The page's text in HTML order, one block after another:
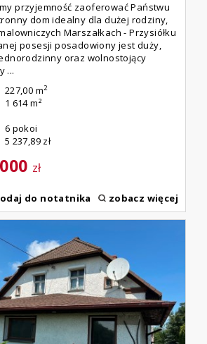
przyjemność zaoferować Państwu
dom idealny dla dużej rodziny,
Marszałkach - Przysiółku
posesji posadowiony jest duży,
oraz wolnostojący
...
227,00 m2
1 614 m²
6 pokoi
5 237,89 zł
zł
do notatnika zobacz więcej